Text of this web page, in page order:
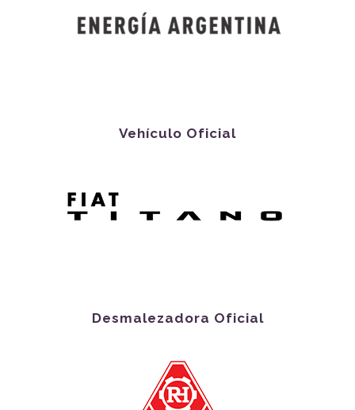
Vehículo Oficial
Desmalezadora Oficial